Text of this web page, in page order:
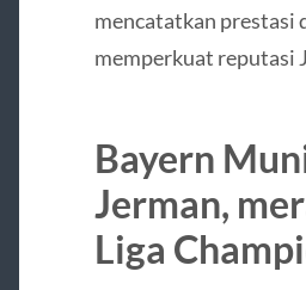
mencatatkan prestasi
memperkuat reputasi
Bayern
Jerman,
Liga